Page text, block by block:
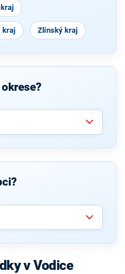
kraj Zlínský kraj
v Vodice